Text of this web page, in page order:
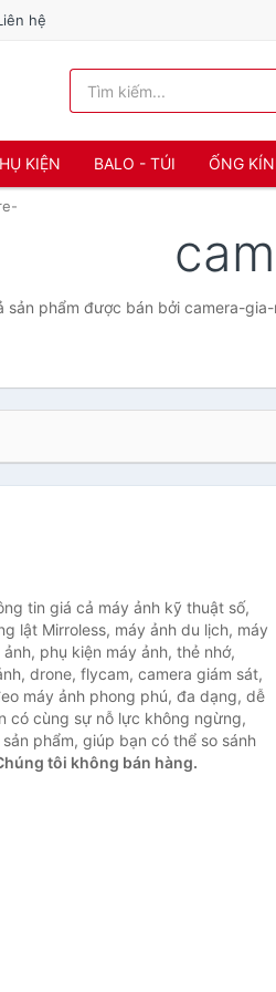
hệ
KIỆN BALO - TÚI ỐNG
sản phẩm được bán bởi camera-
tin giá cả máy ảnh kỹ thuật số,
lật Mirroless, máy ảnh du lịch, máy
phụ kiện máy ảnh, thẻ nhớ,
drone, flycam, camera giám sát,
máy ảnh phong phú, đa dạng, dễ
có cùng sự nỗ lực không ngừng,
phẩm, giúp bạn có thể so sánh
tôi không bán hàng.